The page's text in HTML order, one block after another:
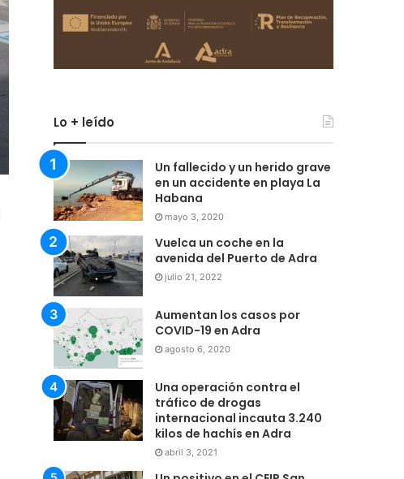
Lo + leído
Un fallecido y un herido grave
en un accidente en playa La
Habana
mayo 3, 2020
Vuelca un coche en la
avenida del Puerto de Adra
julio 21, 2022
Aumentan los casos por
COVID-19 en Adra
agosto 6, 2020
Una operación contra el
tráfico de drogas
internacional incauta 3.240
kilos de hachís en Adra
abril 3, 2021